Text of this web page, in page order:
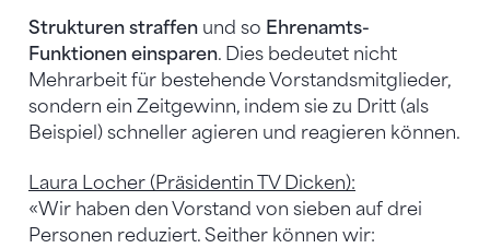
Strukturen straffen und so Ehrenamts-
Funktionen einsparen. Dies bedeutet nicht
Mehrarbeit für bestehende Vorstandsmitglieder,
sondern ein Zeitgewinn, indem sie zu Dritt (als
Beispiel) schneller agieren und reagieren können.
Laura Locher (Präsidentin TV Dicken):
«Wir haben den Vorstand von sieben auf drei
Personen reduziert. Seither können wir: